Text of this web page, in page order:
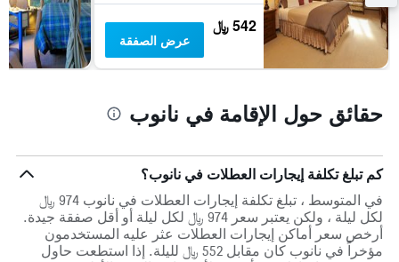
542 ﷼
عرض الصفقة
حقائق حول الإقامة في نانوب
كم تبلغ تكلفة إيجارات العطلات في نانوب؟
في المتوسط ، تبلغ تكلفة إيجارات العطلات في نانوب 974 ﷼
لكل ليلة ، ولكن يعتبر سعر 974 ﷼ لكل ليلة أو أقل صفقة جيدة.
أرخص سعر أماكن إيجارات العطلات عثر عليه المستخدمون
مؤخراً في نانوب كان مقابل 552 ﷼ لليلة. إذا استطعت حاول